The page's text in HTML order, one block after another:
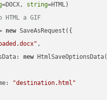
=DOCX, string
a GIF
new SaveAsRequest({
,
: new HtmlSaveOptionsData(
:
"destination.html"